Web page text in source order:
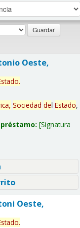
Oeste,
.
Sociedad del Estado,
Signatura
Oeste,
.